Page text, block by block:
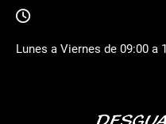
Lunes a Viernes de 09:00 a